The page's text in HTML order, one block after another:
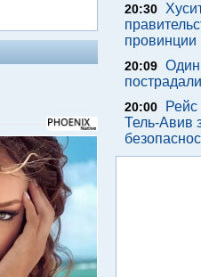
20:30
20:09 Один
20:00
Тель-Авив